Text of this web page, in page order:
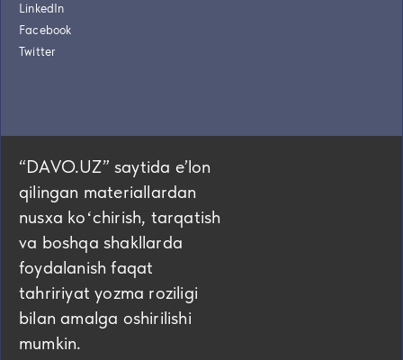
LinkedIn
Facebook
Twitter
“DAVO.UZ” saytida eʼlon
qilingan materiallardan
nusxa koʻchirish, tarqatish
va boshqa shakllarda
foydalanish faqat
tahririyat yozma roziligi
bilan amalga oshirilishi
mumkin.